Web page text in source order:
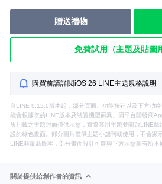
贈送禮物
免費試用（主題及貼圖
購買前請詳閱iOS 26 LINE主題規格說明
自LINE 9.12.0版本起，部分頁面、功能按鈕以及下方功
能會根據您的LINE版本及裝置機型而異。因平台開發商
所刊載之主題封面僅供示意，實際套用主題並開啟LINE
設的綠色畫面。部分圖片僅供主題小舖刊載使用，不會顯
LINE非最新版本，部分畫面設計可能與下方示意圖有所不
關於提供給創作者的資訊